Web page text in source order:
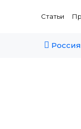
Статьи
Россия